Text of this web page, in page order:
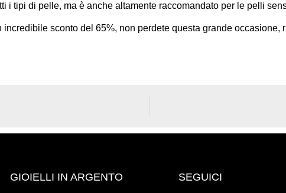
i tipi di pelle, ma è anche altamente raccomandato per le pelli
sconto del 65%, non perdete questa grande occasione,
GIOIELLI IN ARGENTO SEGUICI